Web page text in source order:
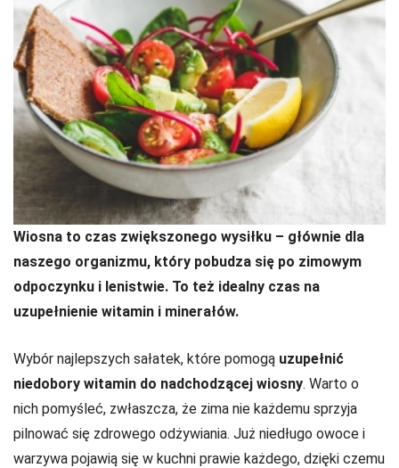
Wiosna to czas zwiększonego wysiłku – głównie dla
naszego organizmu, który pobudza się po zimowym
odpoczynku i lenistwie. To też idealny czas na
uzupełnienie witamin i minerałów.
Wybór najlepszych sałatek, które pomogą uzupełnić
niedobory witamin do nadchodzącej wiosny. Warto o
nich pomyśleć, zwłaszcza, że zima nie każdemu sprzyja
pilnować się zdrowego odżywiania. Już niedługo owoce i
warzywa pojawią się w kuchni prawie każdego, dzięki czemu